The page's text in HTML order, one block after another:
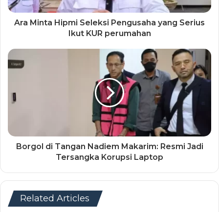
Ara Minta Hipmi Seleksi Pengusaha yang Serius
Ikut KUR perumahan
Borgol di Tangan Nadiem Makarim: Resmi Jadi
Tersangka Korupsi Laptop
Related Articles